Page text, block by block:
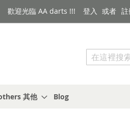
歡迎光臨 AA darts !!! 登入 註
搜索
其他 Blog